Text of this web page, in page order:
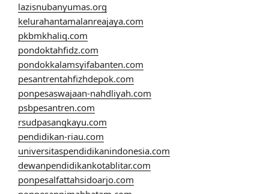
lazisnubanyumas.org
kelurahantamalanreajaya.com
pkbmkhaliq.com
pondoktahfidz.com
pondokkalamsyifabanten.com
pesantrentahfizhdepok.com
ponpesaswajaan-nahdliyah.com
psbpesantren.com
rsudpasangkayu.com
pendidikan-riau.com
universitaspendidikanindonesia.com
dewanpendidikankotablitar.com
ponpesalfattahsidoarjo.com